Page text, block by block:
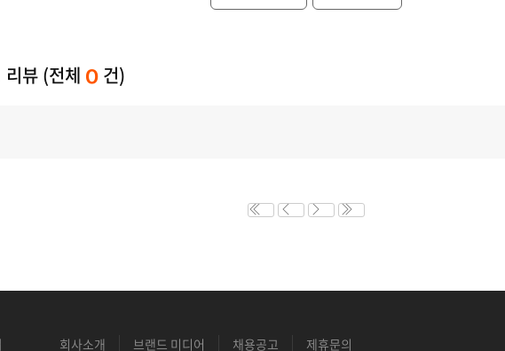
리뷰 (전체 0 건)
회사소개 브랜드 미디어 채용공고 제휴문의